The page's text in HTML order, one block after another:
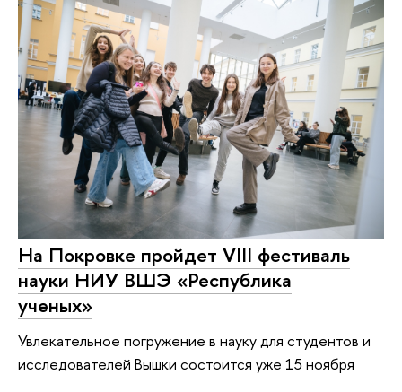
На Покровке пройдет VIII фестиваль
науки НИУ ВШЭ «Республика
ученых»
Увлекательное погружение в науку для студентов и
исследователей Вышки состоится уже 15 ноября